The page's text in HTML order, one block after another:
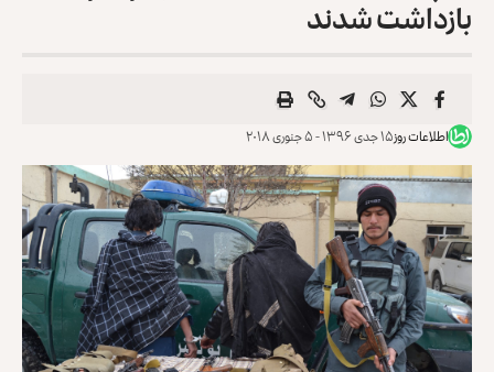
بازداشت شدند
اطلاعات روز۱۵ جدی ۱۳۹۶ - ۵ جنوری ۲۰۱۸